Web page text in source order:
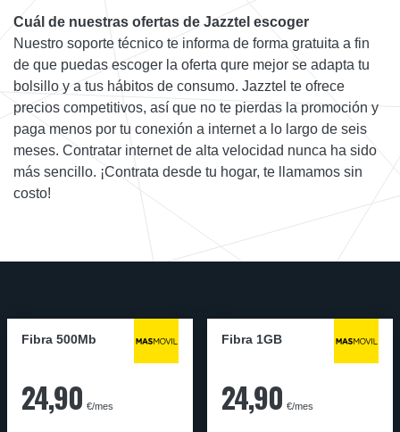
Cuál de nuestras ofertas de Jazztel escoger
Nuestro soporte técnico te informa de forma gratuita a fin
de que puedas escoger la oferta qure mejor se adapta tu
bolsillo y a tus hábitos de consumo. Jazztel te ofrece
precios competitivos, así que no te pierdas la promoción y
paga menos por tu conexión a internet a lo largo de seis
meses. Contratar internet de alta velocidad nunca ha sido
más sencillo. ¡Contrata desde tu hogar, te llamamos sin
costo!
Fibra 500Mb
24,90 €/mes
Fibra 1GB
24,90 €/mes